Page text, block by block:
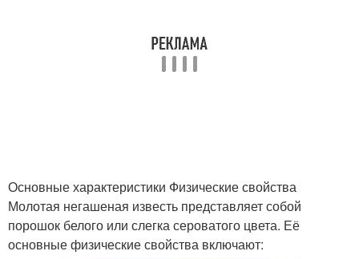
Основные характеристики Физические свойства
Молотая негашеная известь представляет собой
порошок белого или слегка сероватого цвета. Её
основные физические свойства включают: